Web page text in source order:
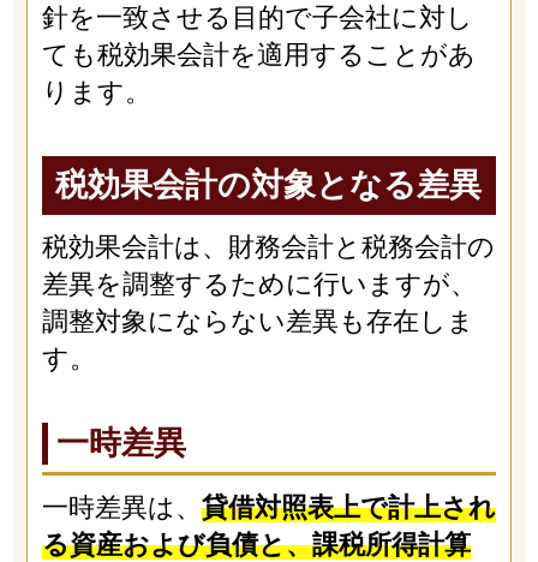
針を一致させる目的で子会社に対し
ても税効果会計を適用することがあ
ります。
税効果会計の対象となる差異
税効果会計は、財務会計と税務会計の
差異を調整するために行いますが、
調整対象にならない差異も存在しま
す。
一時差異
一時差異は、 貸借対照表上で計上され
る資産および負債と、課税所得計算